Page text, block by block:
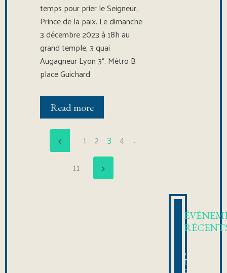
temps pour prier le Seigneur,
Prince de la paix. Le dimanche
3 décembre 2023 à 18h au
grand temple, 3 quai
Augagneur Lyon 3°. Métro B
place Guichard
Read more
1 2 3 4 …
11
Dernière
célébration